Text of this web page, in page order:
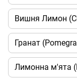
Вишня Лимон
Гранат
Лимонна м'ята